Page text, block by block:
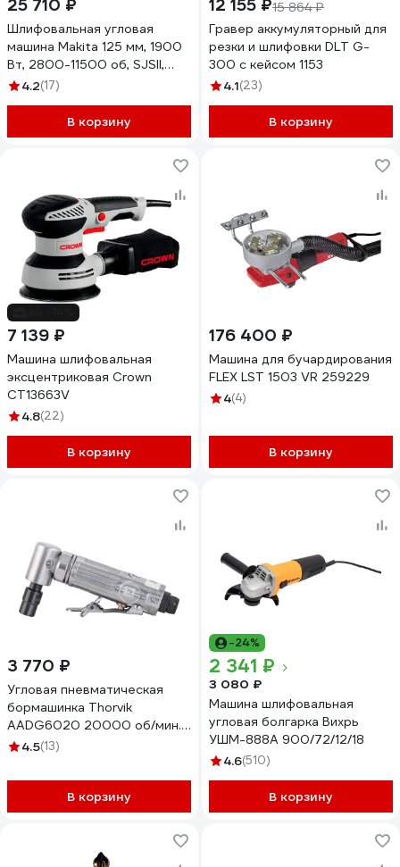
25 710 ₽
Шлифовальная угловая
машина Makita 125 мм, 1900
Вт, 2800-11500 об, SJSII,
AFT, тормоз, защита от
плавный пуск, поддержание
оборотов под нагрузкой,
4.2(17)
В корзину
12 155 ₽15 864 ₽
Гравер аккумуляторный для
резки и шлифовки DLT G-
300 с кейсом 1153
4.1(23)
В корзину
7 139 ₽
Машина шлифовальная
эксцентриковая Crown
CT13663V
4.8(22)
В корзину
176 400 ₽
Машина для бучардирования
FLEX LST 1503 VR 259229
4(4)
В корзину
3 770 ₽
Угловая пневматическая
бормашинка Thorvik
AADG6020 20000 об/мин.,
патрон 6 мм, L-157 мм 52641
4.5(13)
В корзину
-24%
2 341 ₽
3 080 ₽
Машина шлифовальная
угловая болгарка Вихрь
УШМ-888А 900/72/12/18
4.6(510)
В корзину